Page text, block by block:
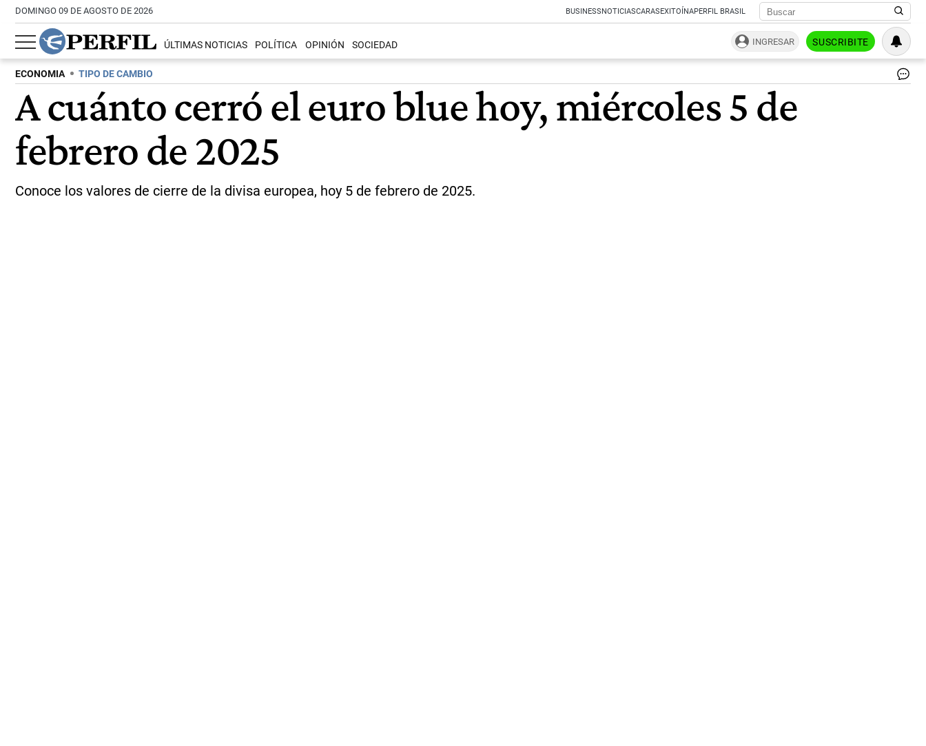
DOMINGO 09 DE AGOSTO DE 2026 BUSINESSNOTICIASCARASEXITOÍNAPERFIL BRASIL
ÚLTIMAS NOTICIAS POLÍTICA OPINIÓN SOCIEDAD INGRESAR SUSCRIBITE
ECONOMIA TIPO DE CAMBIO
A cuánto cerró el euro blue hoy, miércoles 5 de
febrero de 2025
Conoce los valores de cierre de la divisa europea, hoy 5 de febrero de 2025.